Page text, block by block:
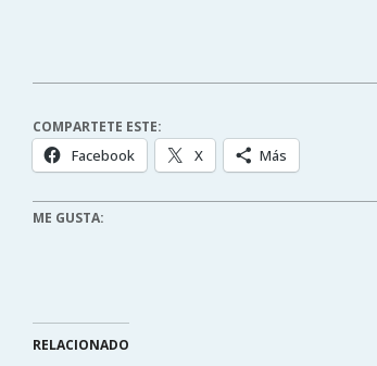
COMPARTETE ESTE:
Facebook X Más
ME GUSTA:
RELACIONADO